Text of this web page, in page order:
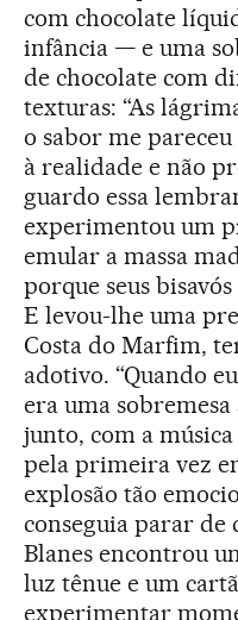
com chocolate
infância — e uma
de chocolate com
texturas: “As
o sabor me
à realidade e não
guardo essa
experimentou um
emular a massa
porque seus
E levou-lhe uma
Costa do Marfim,
adotivo. “Quando
era uma
junto, com a
pela primeira vez
explosão tão
conseguia parar de
Blanes encontrou
luz tênue e um
experimentar